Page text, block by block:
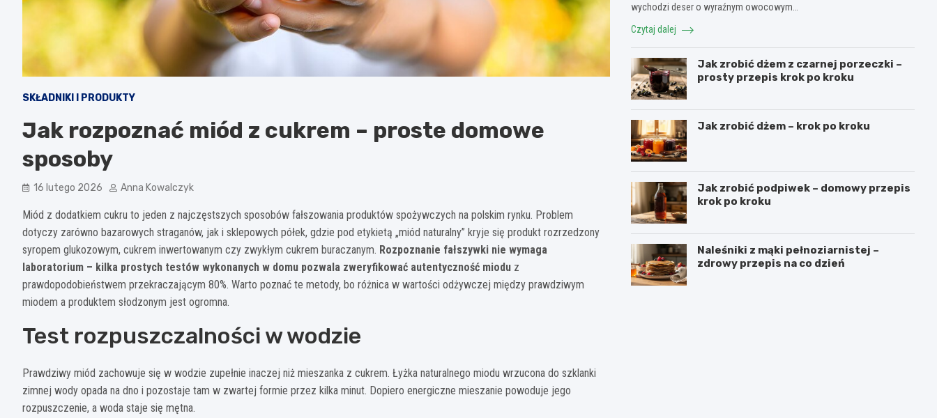
SKŁADNIKI I PRODUKTY
Jak rozpoznać miód z cukrem – proste domowe
sposoby
16 lutego 2026 Anna Kowalczyk
Miód z dodatkiem cukru to jeden z najczęstszych sposobów fałszowania produktów spożywczych na polskim rynku. Problem
dotyczy zarówno bazarowych straganów, jak i sklepowych półek, gdzie pod etykietą „miód naturalny” kryje się produkt rozrzedzony
syropem glukozowym, cukrem inwertowanym czy zwykłym cukrem buraczanym. Rozpoznanie fałszywki nie wymaga
laboratorium – kilka prostych testów wykonanych w domu pozwala zweryfikować autentyczność miodu z
prawdopodobieństwem przekraczającym 80%. Warto poznać te metody, bo różnica w wartości odżywczej między prawdziwym
miodem a produktem słodzonym jest ogromna.
Test rozpuszczalności w wodzie
Prawdziwy miód zachowuje się w wodzie zupełnie inaczej niż mieszanka z cukrem. Łyżka naturalnego miodu wrzucona do szklanki
zimnej wody opada na dno i pozostaje tam w zwartej formie przez kilka minut. Dopiero energiczne mieszanie powoduje jego
rozpuszczenie, a woda staje się mętna.
wychodzi deser o wyraźnym owocowym…
Czytaj dalej
Jak zrobić dżem z czarnej porzeczki –
prosty przepis krok po kroku
Jak zrobić dżem – krok po kroku
Jak zrobić podpiwek – domowy przepis
krok po kroku
Naleśniki z mąki pełnoziarnistej –
zdrowy przepis na co dzień